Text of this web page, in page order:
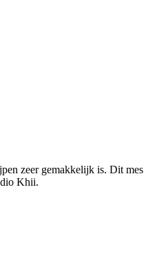
zeer gemakkelijk is. Dit mes
Khii.